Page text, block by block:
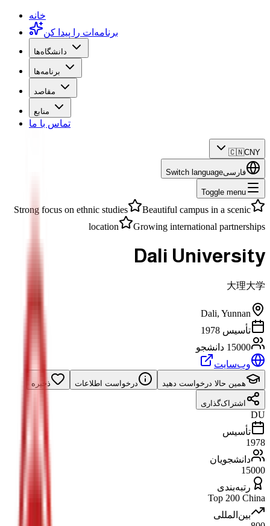
خانه
برنامه‌ات را پیدا کن
دانشگاه‌ها
برنامه‌ها
مقاصد
منابع
تماس با ما
🇨🇳CNY
فارسیSwitch language
Toggle menu
Strong focus on ethnic studies
Beautiful campus in a scenic
location
Growing international partnerships
Dali University
大理大学
Dali, Yunnan
تأسیس 1978
15000 دانشجو
وب‌سایت
همین حالا درخواست دهید درخواست اطلاعات ذخیره
اشتراک‌گذاری
DU
تأسیس
1978
دانشجویان
15000
رتبه‌بندی
Top 200 China
بین‌المللی